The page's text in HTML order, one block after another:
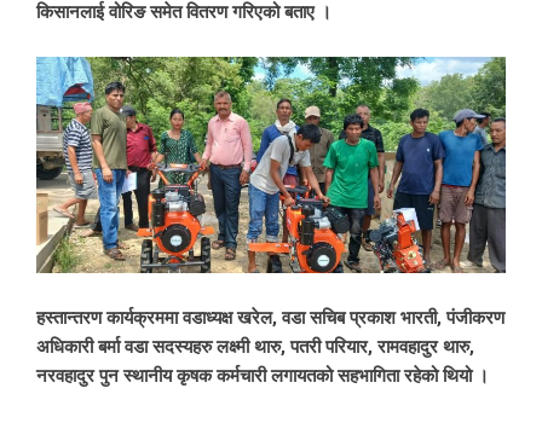
किसानलाई वोरिङ समेत वितरण गरिएको बताए ।
हस्तान्तरण कार्यक्रममा वडाध्यक्ष खरेल, वडा सचिब प्रकाश भारती, पंजीकरण
अधिकारी बर्मा वडा सदस्यहरु लक्ष्मी थारु, पतरी परियार, रामवहादुर थारु,
नरवहादुर पुन स्थानीय कृषक कर्मचारी लगायतको सहभागिता रहेको थियो ।